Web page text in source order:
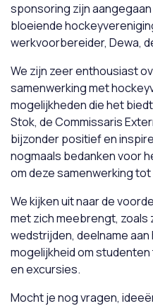
sponsoring zijn aangegaan
bloeiende
werkvoorbereider, Dewa,
We zijn zeer enthousiast
samenwerking met
mogelijkheden die het
Stok, de Commissaris
bijzonder positief en
nogmaals bedanken voor
om deze samenwerking
We kijken uit naar de
met zich meebrengt, zoals
wedstrijden, deelname
mogelijkheid om
en excursies.
Mocht je nog vragen,